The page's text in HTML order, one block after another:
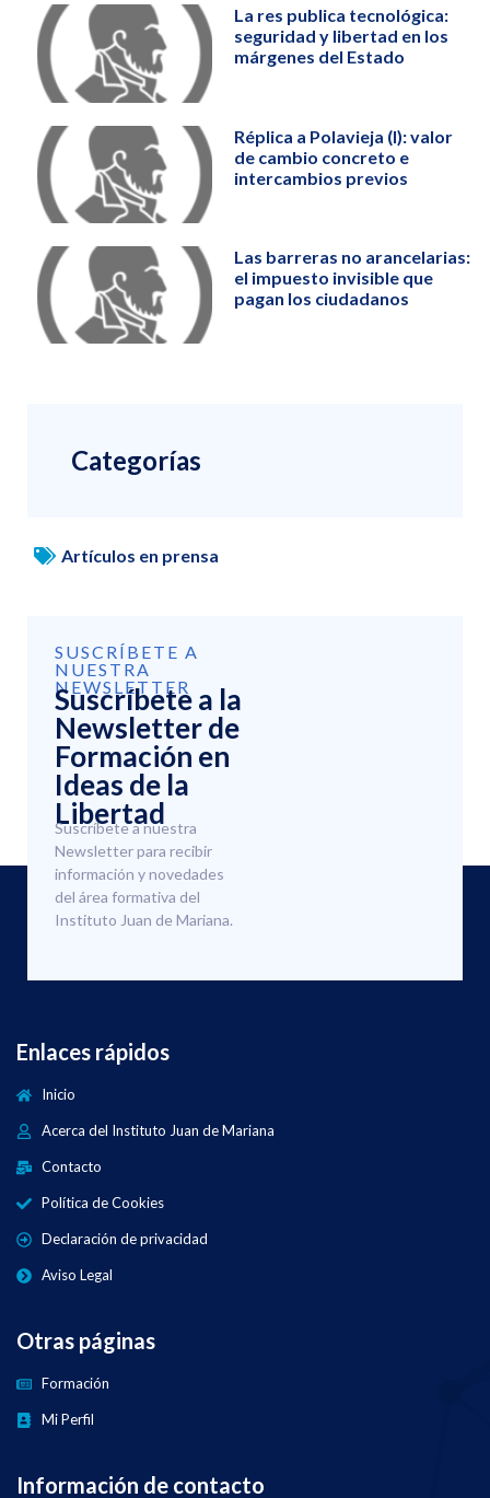
La res publica tecnológica:
seguridad y libertad en los
márgenes del Estado
Réplica a Polavieja (I): valor
de cambio concreto e
intercambios previos
Las barreras no arancelarias:
el impuesto invisible que
pagan los ciudadanos
Categorías
Artículos en prensa
SUSCRÍBETE A
NUESTRA
NEWSLETTER
Suscríbete a la
Newsletter de
Formación en
Ideas de la
Libertad
Suscríbete a nuestra
Newsletter para recibir
información y novedades
del área formativa del
Instituto Juan de Mariana.
Enlaces rápidos
Inicio
Acerca del Instituto Juan de Mariana
Contacto
Política de Cookies
Declaración de privacidad
Aviso Legal
Otras páginas
Formación
Mi Perfil
Información de contacto